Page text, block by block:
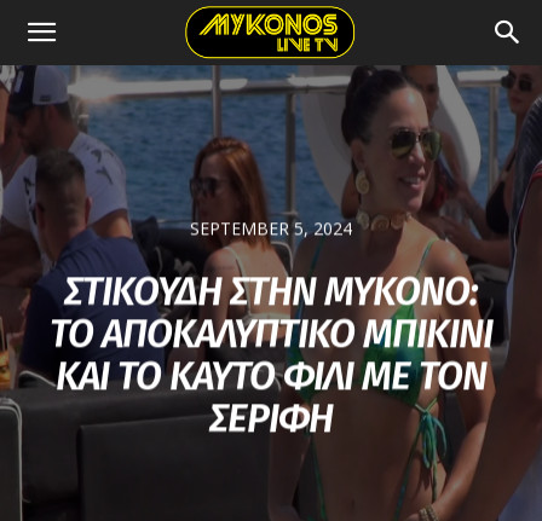
SEPTEMBER 5, 2024
ΣΤΙΚΟΥΔΗ ΣΤΗΝ ΜΥΚΟΝΟ:
ΤΟ ΑΠΟΚΑΛΥΠΤΙΚΟ ΜΠΙΚΙΝΙ
ΚΑΙ ΤΟ ΚΑΥΤΟ ΦΙΛΙ ΜΕ ΤΟΝ
ΣΕΡΙΦΗ